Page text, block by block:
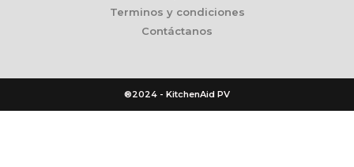
Terminos y condiciones
Contáctanos
®2024 - KitchenAid PV